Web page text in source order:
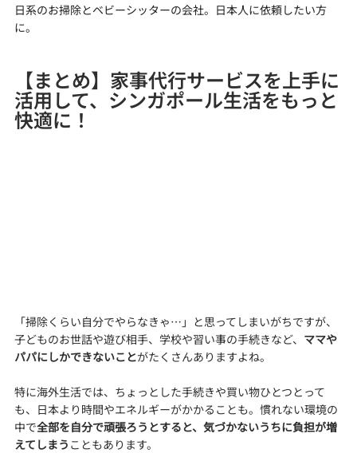
日系のお掃除とベビーシッターの会社。日本人に依頼したい方
に。
【まとめ】家事代行サービスを上手に
活用して、シンガポール生活をもっと
快適に！
「掃除くらい自分でやらなきゃ…」と思ってしまいがちですが、
子どものお世話や遊び相手、学校や習い事の手続きなど、 ママや
パパにしかできないことがたくさんありますよね。
特に海外生活では、ちょっとした手続きや買い物ひとつとって
も、日本より時間やエネルギーがかかることも。慣れない環境の
中で全部を自分で頑張ろうとすると、気づかないうちに負担が増
えてしまう こともあります。